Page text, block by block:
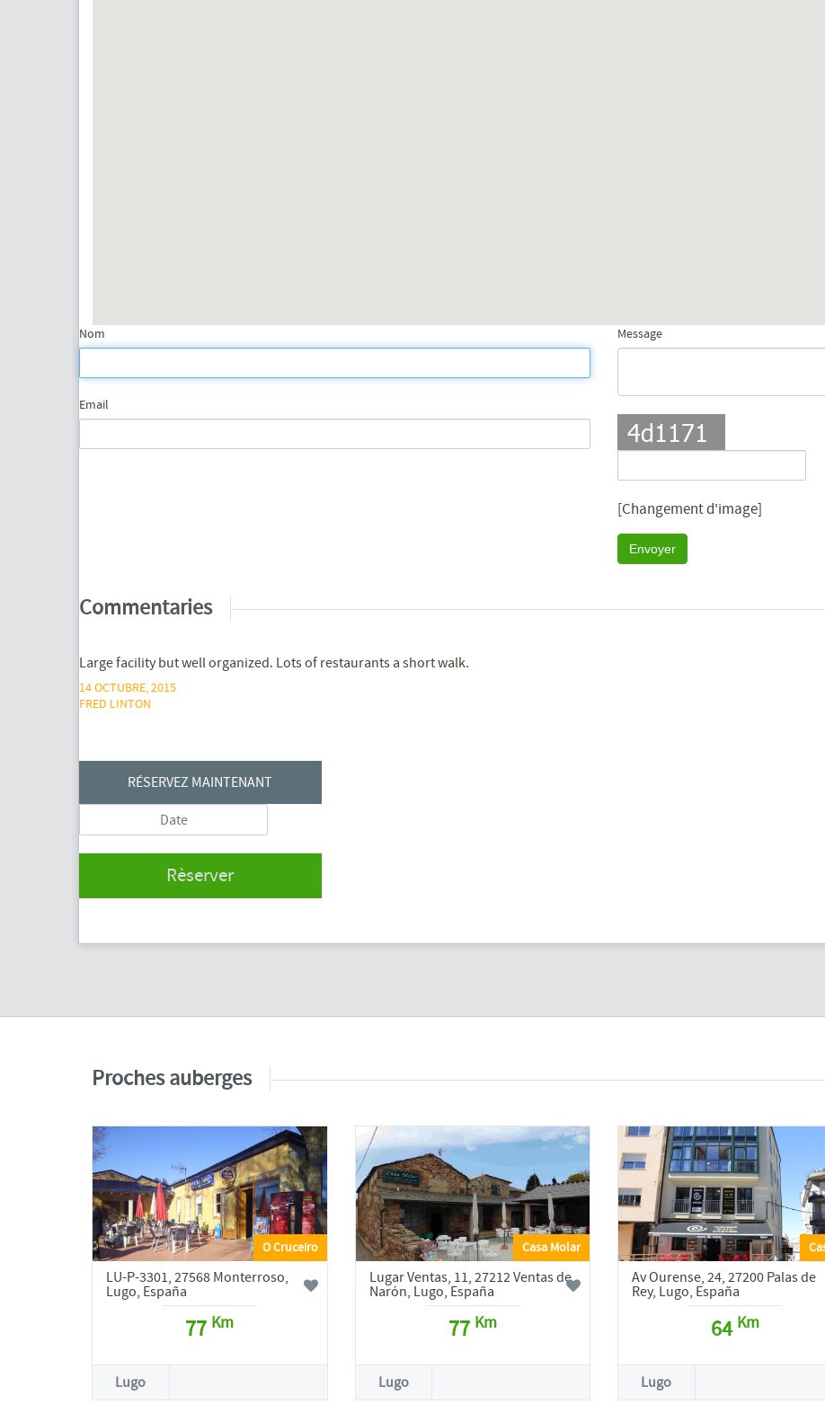
Nom
Email
Message
[Changement d'image]
Envoyer
Commentaries
Large facility but well organized. Lots of restaurants a short walk.
14 OCTUBRE, 2015
FRED LINTON
RÉSERVEZ MAINTENANT
Rèserver
Proches auberges
O Cruceiro
LU-P-3301, 27568 Monterroso,
Lugo, España
77 Km
Lugo
Casa Molar
Lugar Ventas, 11, 27212 Ventas de
Narón, Lugo, España
77 Km
Lugo
Av Ourense, 24, 27200 Palas de
Rey, Lugo, España
64 Km
Lugo